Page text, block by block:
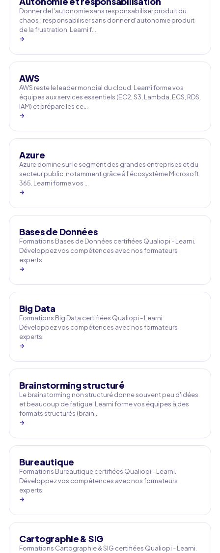
Donner de l'autonomie sans responsabiliser produit du
chaos ; responsabiliser sans donner d'autonomie produit
de la frustration. Learni f…
→
AWS
AWS reste le leader mondial du cloud. Learni forme vos
équipes aux services essentiels (EC2, S3, Lambda, ECS, RDS,
IAM) et prépare les ce…
→
Azure
Azure domine sur le segment des grandes entreprises et du
secteur public, notamment grâce à l'écosystème Microsoft
365. Learni forme vos …
→
Bases de Données
Formations Bases de Données certifiées Qualiopi - Learni.
Développez vos compétences avec nos formateurs
experts.
→
Big Data
Formations Big Data certifiées Qualiopi - Learni.
Développez vos compétences avec nos formateurs
experts.
→
Brainstorming structuré
Le brainstorming non structuré donne souvent peu d'idées
et beaucoup de fatigue. Learni forme vos équipes à des
formats structurés (brain…
→
Bureautique
Formations Bureautique certifiées Qualiopi - Learni.
Développez vos compétences avec nos formateurs
experts.
→
Cartographie & SIG
Formations Cartographie & SIG certifiées Qualiopi - Learni.